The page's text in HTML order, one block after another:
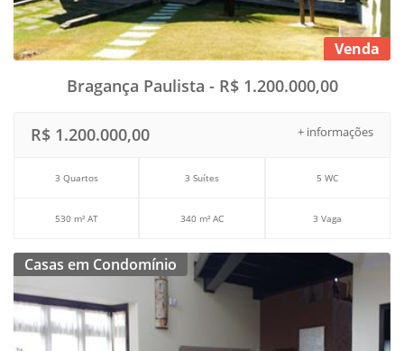
Venda
Bragança Paulista - R$ 1.200.000,00
+ informações
R$ 1.200.000,00
3 Quartos 3 Suítes 5 WC
530 m² AT 340 m² AC 3 Vaga
Casas em Condomínio